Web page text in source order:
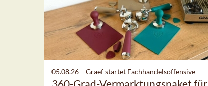
05.08.26 – Graef startet Fachhandelsoffensive